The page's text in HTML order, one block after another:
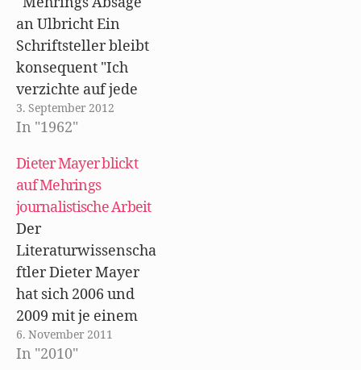
e
t
)
f
)
an Ulbricht Ein
Schriftsteller bleibt
konsequent "Ich
verzichte auf jede
ostorientierte
Lizenzausgabe
meiner Arbeiten", -.
schrieb Walter
Mehring aus Ascona
an seinen
westdeutschen
Verleger, der ihm
mitgeteilt hatte, der
Ost-Berliner
Aufbau-Verlag habe
um die Lizenz für
3. September 2012
In "1962"
Dieter Mayer blickt
auf Mehrings
journalistische Arbeit
Der
Literaturwissenscha
ftler Dieter Mayer
hat sich 2006 und
2009 mit je einem
Beitrag in der
Zeitschrift "litertur
6. November 2011
In "2010"